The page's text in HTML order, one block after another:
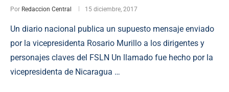
Por Redaccion Central 15 diciembre, 2017
Un diario nacional publica un supuesto mensaje enviado
por la vicepresidenta Rosario Murillo a los dirigentes y
personajes claves del FSLN Un llamado fue hecho por la
vicepresidenta de Nicaragua …